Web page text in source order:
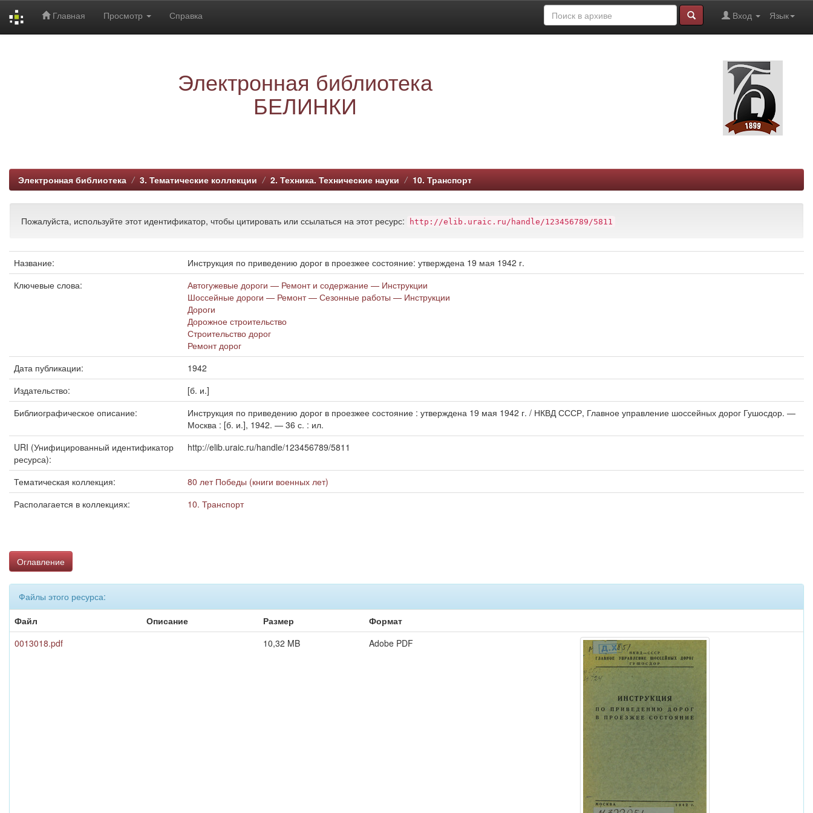
Главная Просмотр Справка Язык
Вход
Электронная библиотека
БЕЛИНКИ
Электронная библиотека 3. Тематические коллекции 2. Техника. Технические науки 10. Транспорт
Пожалуйста, используйте этот идентификатор, чтобы цитировать или ссылаться на этот ресурс: http://elib.uraic.ru/handle/123456789/5811
Название:
Инструкция по приведению дорог в проезжее состояние: утверждена 19 мая 1942 г.
Ключевые слова:
Автогужевые дороги — Ремонт и содержание — Инструкции
Шоссейные дороги — Ремонт — Сезонные работы — Инструкции
Дороги
Дорожное строительство
Строительство дорог
Ремонт дорог
Дата публикации:
1942
Издательство:
[б. и.]
Библиографическое описание:
Инструкция по приведению дорог в проезжее состояние : утверждена 19 мая 1942 г. / НКВД СССР, Главное управление шоссейных дорог Гушосдор. —
Москва : [б. и.], 1942. — 36 с. : ил.
URI (Унифицированный идентификатор
ресурса):
http://elib.uraic.ru/handle/123456789/5811
Тематическая коллекция:
80 лет Победы (книги военных лет)
Располагается в коллекциях:
10. Транспорт
Оглавление
Файлы этого ресурса:
Файл
Описание Размер
Формат
0013018.pdf
10,32 MB Adobe PDF